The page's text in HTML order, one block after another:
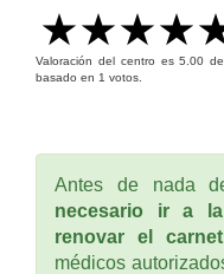
Valoración del centro es5.00
basado en 1 votos.
Antes de nada
necesario ir a
renovar el
médicos